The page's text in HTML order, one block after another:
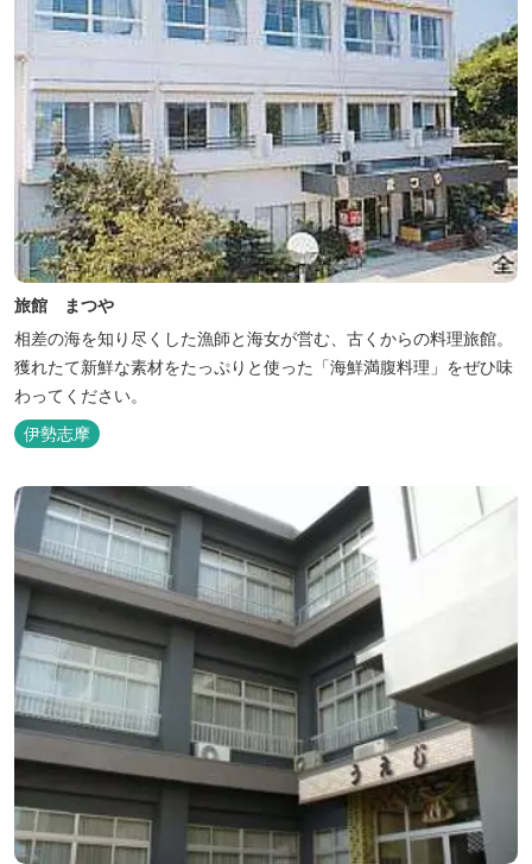
旅館 まつや
相差の海を知り尽くした漁師と海女が営む、古くからの料理旅館。
獲れたて新鮮な素材をたっぷりと使った「海鮮満腹料理」をぜひ味
わってください。
伊勢志摩